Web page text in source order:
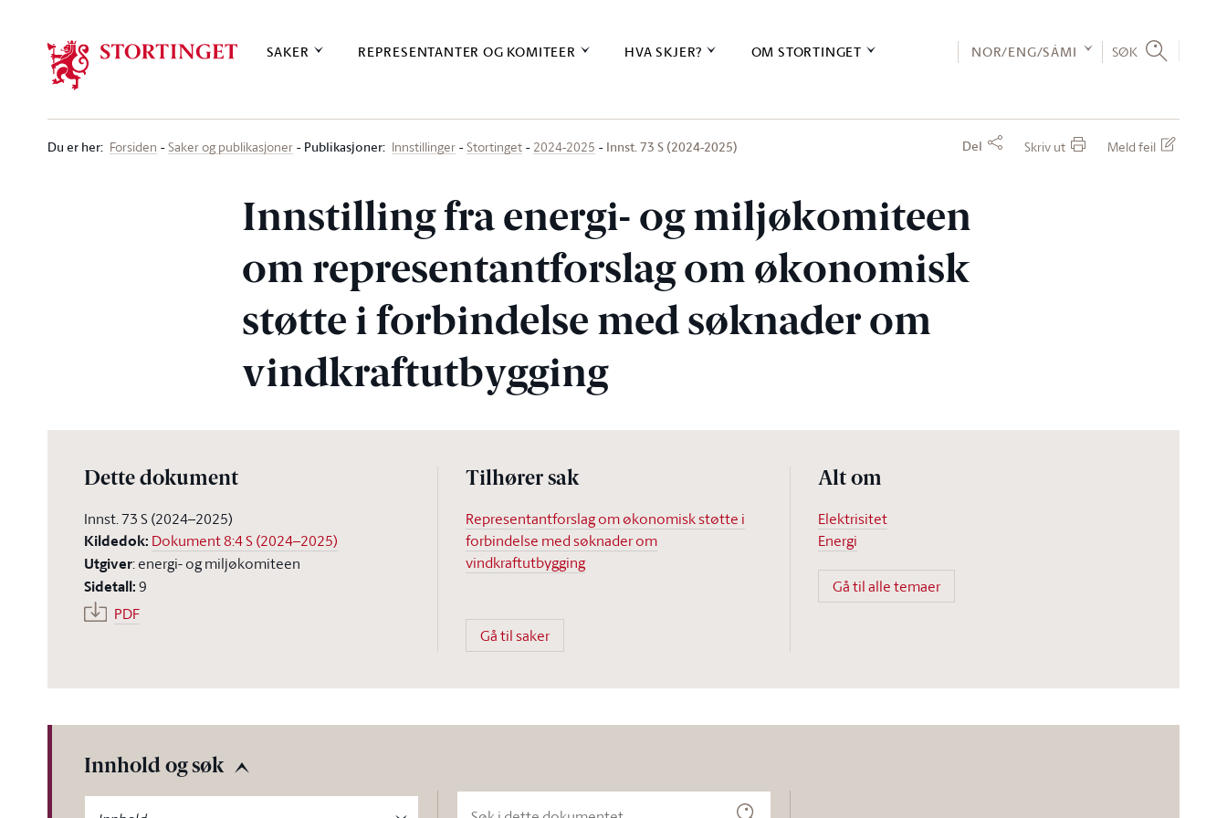
SAKER REPRESENTANTER OG KOMITEER HVA SKJER? OM STORTINGET NOR/ENG/SÁMI SØK
Du er her: Forsiden Saker og publikasjoner Publikasjoner: Innstillinger Stortinget 2024-2025 Innst. 73 S (2024-2025) Del Skriv ut Meld feil
Innstilling fra energi- og miljøkomiteen
om representantforslag om økonomisk
støtte i forbindelse med søknader om
vindkraftutbygging
Dette dokument
Innst. 73 S (2024–2025)
Kildedok: Dokument 8:4 S (2024–2025)
Utgiver:energi- og miljøkomiteen
Sidetall:9
PDF
Tilhører sak
Representantforslag om økonomisk støtte i
forbindelse med søknader om
vindkraftutbygging
Gå til saker
Alt om
Elektrisitet
Energi
Gå til alle temaer
Innhold og søk